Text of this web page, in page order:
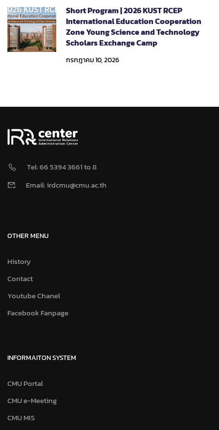
Short Program | 2026 KUST RCEP
International Education Cooperation
Zone Young Science and Technology
Scholars Exchange Camp
กรกฎาคม 10, 2026
Tel: 66 5394 3661 to 8
Email: irdcmu@cmu.ac.th
OTHER MENU
History
Contact
Youtube Chanel
Facebook Fanpage
INFORMAITON SYSTEM
CMU Portal
CMU e-Meeting
CMU MIS